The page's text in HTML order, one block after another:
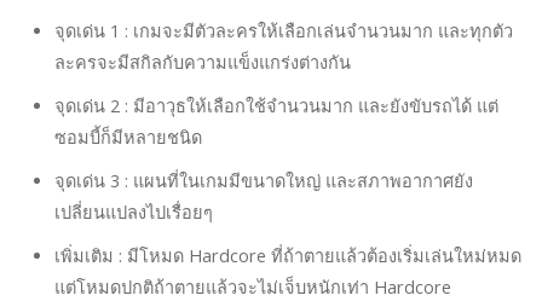
จุดเด่น 1 : เกมจะมีตัวละครให้เลือกเล่นจำนวนมาก และทุกตัว
ละครจะมีสกิลกับความแข็งแกร่งต่างกัน
จุดเด่น 2 : มีอาวุธให้เลือกใช้จำนวนมาก และยังขับรถได้ แต่
ซอมบี้ก็มีหลายชนิด
จุดเด่น 3 : แผนที่ในเกมมีขนาดใหญ่ และสภาพอากาศยัง
เปลี่ยนแปลงไปเรื่อยๆ
เพิ่มเติม : มีโหมด Hardcore ที่ถ้าตายแล้วต้องเริ่มเล่นใหม่หมด
แต่โหมดปกติถ้าตายแล้วจะไม่เจ็บหนักเท่า Hardcore